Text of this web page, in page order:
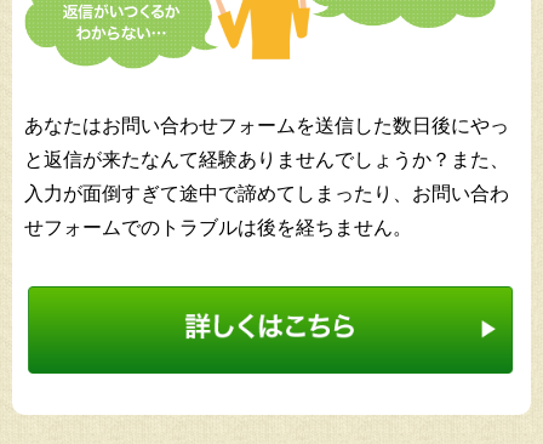
あなたはお問い合わせフォームを送信した数日後にやっ
と返信が来たなんて経験ありませんでしょうか？また、
入力が面倒すぎて途中で諦めてしまったり、お問い合わ
せフォームでのトラブルは後を経ちません。